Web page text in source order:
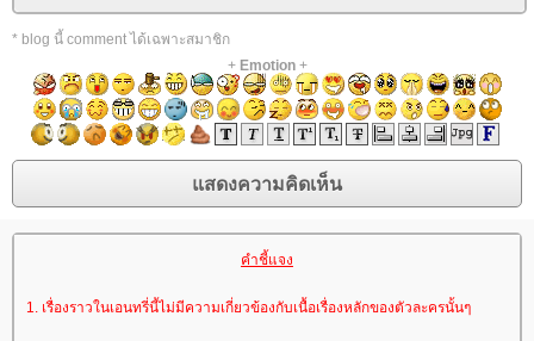
* blog นี้ comment ได้เฉพาะสมาชิก
+ Emotion+
คำชี้แจง
1. เรื่องราวในเอนทรี่นี้ไม่มีความเกี่ยวข้องกับเนื้อเรื่องหลักของตัวละครนั้นๆ